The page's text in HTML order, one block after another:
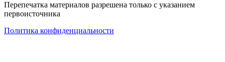
Перепечатка материалов разрешена только с указанием
первоисточника
Политика конфиденциальности